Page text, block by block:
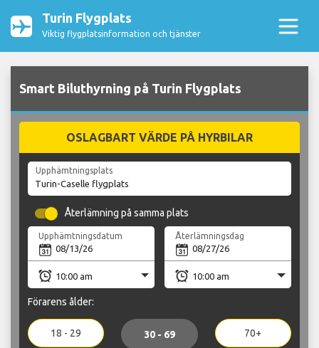
Turin Flygplats
Viktig flygplatsinformation och tjänster
Smart Biluthyrning på Turin Flygplats
OSLAGBART VÄRDE PÅ HYRBILAR
Upphämtningsplats
Återlämning på samma plats
Upphämtningsdatum Återlämningsdag
Förarens ålder:
18 - 29 30 - 69 70+